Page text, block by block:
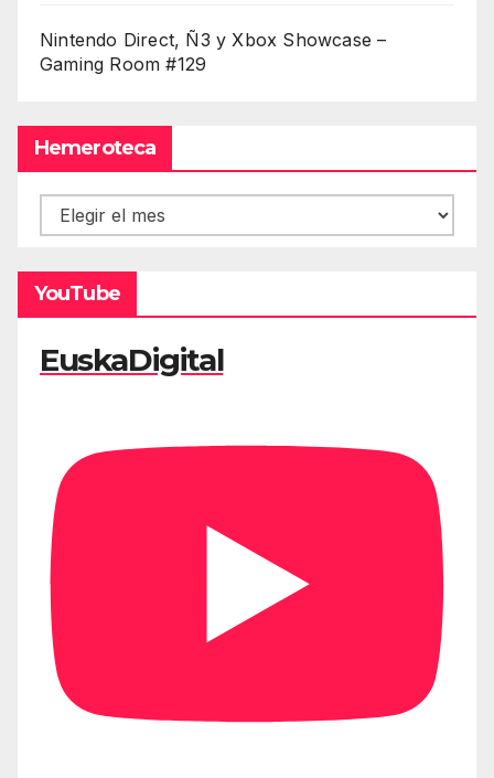
Nintendo Direct, Ñ3 y Xbox Showcase –
Gaming Room #129
Hemeroteca
Hemeroteca
YouTube
EuskaDigital